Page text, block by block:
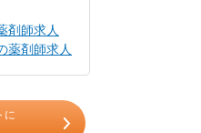
剤師求人
薬剤師求人
に